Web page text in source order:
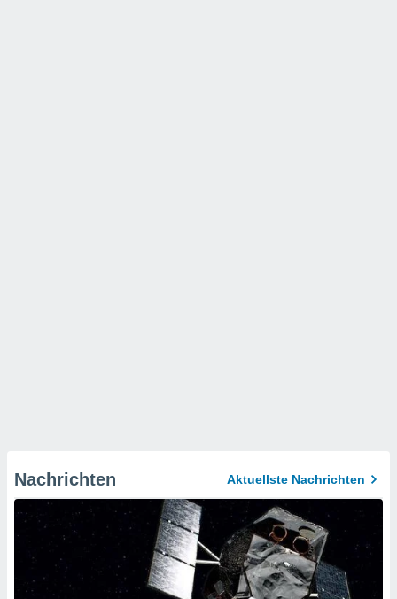
Nachrichten Aktuellste Nachrichten